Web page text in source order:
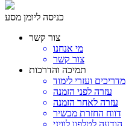
כניסה ליומן מסע
צור קשר
מי אנחנו
צור קשר
תמיכה והדרכות
מדריכים ועזרי לימוד
עזרה לפני הזמנה
עזרה לאחר הזמנה
דווח החזרת מכשיר
הודעה לטלפון לוויני